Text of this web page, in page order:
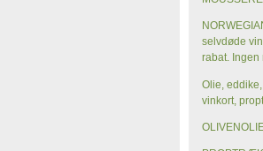
selvdøde
rabat. Ingen
Olie,
vinkort,